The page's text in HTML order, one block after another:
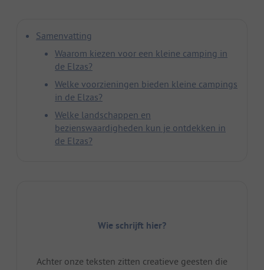
Samenvatting
Waarom kiezen voor een kleine camping in
de Elzas?
Welke voorzieningen bieden kleine campings
in de Elzas?
Welke landschappen en
bezienswaardigheden kun je ontdekken in
de Elzas?
Wie schrijft hier?
Achter onze teksten zitten creatieve geesten die